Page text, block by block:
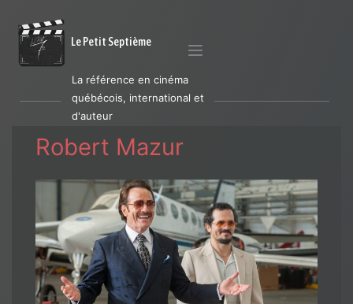
Le Petit Septième
La référence en cinéma
québécois, international et
d'auteur
Robert Mazur